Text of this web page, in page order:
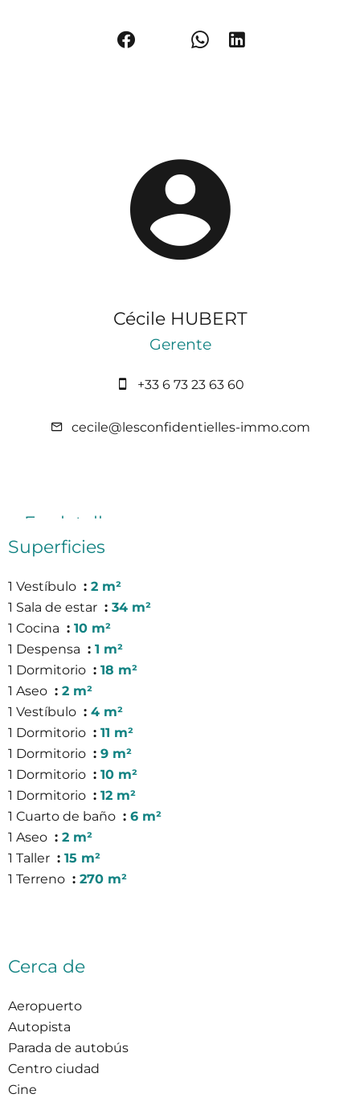
Cécile HUBERT
Gerente
+33 6 73 23 63 60
cecile@lesconfidentielles-immo.com
En detalle
Superficies
1 Vestíbulo
2 m²
1 Sala de estar
34 m²
1 Cocina
10 m²
1 Despensa
1 m²
1 Dormitorio
18 m²
1 Aseo
2 m²
1 Vestíbulo
4 m²
1 Dormitorio
11 m²
1 Dormitorio
9 m²
1 Dormitorio
10 m²
1 Dormitorio
12 m²
1 Cuarto de baño
6 m²
1 Aseo
2 m²
1 Taller
15 m²
1 Terreno
270 m²
Cerca de
Aeropuerto
Autopista
Parada de autobús
Centro ciudad
Cine